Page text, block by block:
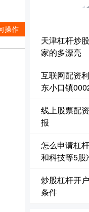
操作
天津杠杆炒
家的多漂亮
互联网配资
东小口镇
线上股票配
报
怎么申请杠
和科技等5股
炒股杠杆开
条件